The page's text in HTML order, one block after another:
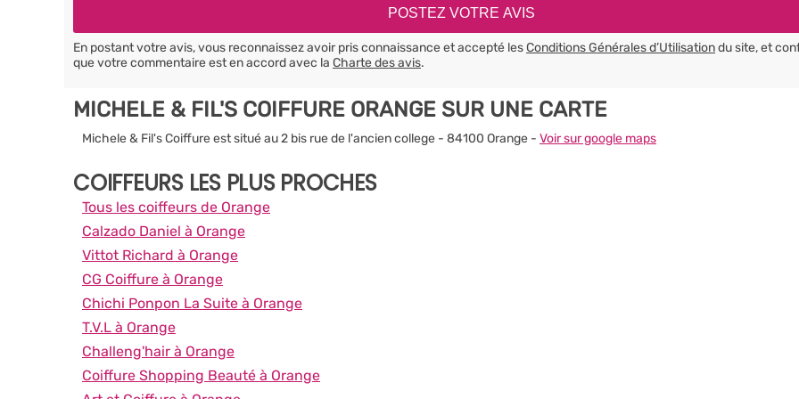
En postant votre avis, vous reconnaissez avoir pris connaissance et accepté lesConditions Générales d’Utilisationdu site, et
que votre commentaire est en accord avec la Charte des avis.
MICHELE & FIL'S COIFFURE ORANGE SUR UNE CARTE
Michele & Fil's Coiffure est situé au 2 bis rue de l'ancien college - 84100 Orange - Voir sur google maps
COIFFEURS LES PLUS PROCHES
Tous les coiffeurs de Orange
Calzado Daniel à Orange
Vittot Richard à Orange
CG Coiffure à Orange
Chichi Ponpon La Suite à Orange
T.V.L à Orange
Challeng'hair à Orange
Coiffure Shopping Beauté à Orange